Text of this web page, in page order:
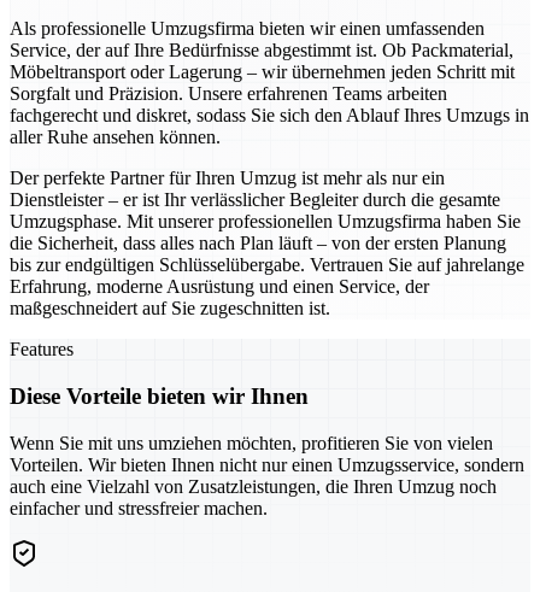
Als professionelle Umzugsfirma bieten wir einen umfassenden
Service, der auf Ihre Bedürfnisse abgestimmt ist. Ob Packmaterial,
Möbeltransport oder Lagerung – wir übernehmen jeden Schritt mit
Sorgfalt und Präzision. Unsere erfahrenen Teams arbeiten
fachgerecht und diskret, sodass Sie sich den Ablauf Ihres Umzugs in
aller Ruhe ansehen können.
Der perfekte Partner für Ihren Umzug ist mehr als nur ein
Dienstleister – er ist Ihr verlässlicher Begleiter durch die gesamte
Umzugsphase. Mit unserer professionellen Umzugsfirma haben Sie
die Sicherheit, dass alles nach Plan läuft – von der ersten Planung
bis zur endgültigen Schlüsselübergabe. Vertrauen Sie auf jahrelange
Erfahrung, moderne Ausrüstung und einen Service, der
maßgeschneidert auf Sie zugeschnitten ist.
Features
Diese Vorteile bieten wir Ihnen
Wenn Sie mit uns umziehen möchten, profitieren Sie von vielen
Vorteilen. Wir bieten Ihnen nicht nur einen Umzugsservice, sondern
auch eine Vielzahl von Zusatzleistungen, die Ihren Umzug noch
einfacher und stressfreier machen.